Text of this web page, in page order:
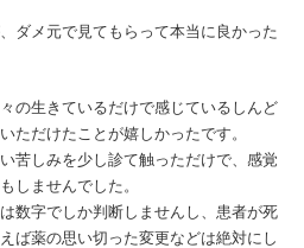
ダメ元で見てもらって本当に良かった
の生きているだけで感じているしんど
ただけたことが嬉しかったです。
苦しみを少し診て触っただけで、感覚
しませんでした。
数字でしか判断しませんし、患者が死
ば薬の思い切った変更などは絶対にし